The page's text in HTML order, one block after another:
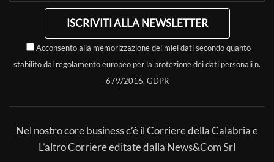
ISCRIVITI ALLA NEWSLETTER
Acconsento alla memorizzazione dei miei dati secondo quanto
stabilito dal regolamento europeo per la protezione dei dati personali n.
679/2016, GDPR
Nel nostro core business c’è il Corriere della Calabria e
L’altro Corriere editate dalla News&Com Srl